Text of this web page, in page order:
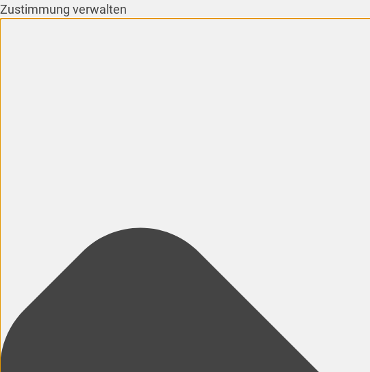
Zustimmung verwalten